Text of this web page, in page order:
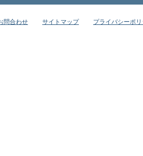
問合わせ サイトマップ プライバシーポ